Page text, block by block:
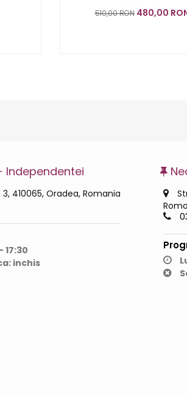
510,00 RON 480,00
Independentei
410065, Oradea, Romania
17:30
inchis